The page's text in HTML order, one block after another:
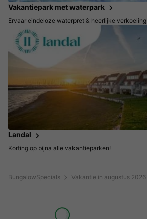
BungalowSpecials Vakantie in augustus 2026
Vakantiepark met waterpark
Ervaar eindeloze waterpret & heerlijke verkoeling
Landal
Korting op bijna alle vakantieparken!